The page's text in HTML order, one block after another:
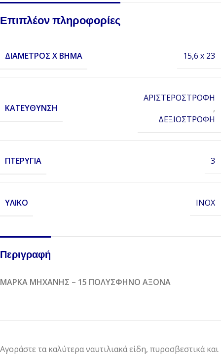
Επιπλέον πληροφορίες
ΔΙΆΜΕΤΡΟΣ X ΒΉΜΑ 15,6 x 23
ΚΑΤΕΎΘΥΝΣΗ
ΑΡΙΣΤΕΡΟΣΤΡΟΦΗ
,
ΔΕΞΙΟΣΤΡΟΦΗ
ΠΤΕΡΎΓΙΑ 3
ΥΛΙΚΌ INOX
Περιγραφή
ΜΑΡΚΑ ΜΗΧΑΝΗΣ – 15 ΠΟΛΥΣΦΗΝΟ ΑΞΟΝΑ
Αγοράστε τα καλύτερα ναυτιλιακά είδη, πυροσβεστικά και